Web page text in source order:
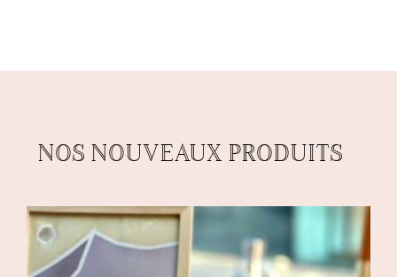
NOS NOUVEAUX PRODUITS